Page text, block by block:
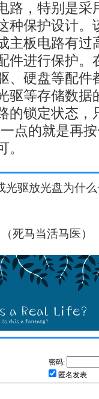
路，特别是采
种保护设计。
主板电路有过
件进行保护。
、硬盘等配件
驱等存储数据
的锁定状态，
点的就是再
光驱放光盘为什
死马当活马医）
密码:
匿名发表